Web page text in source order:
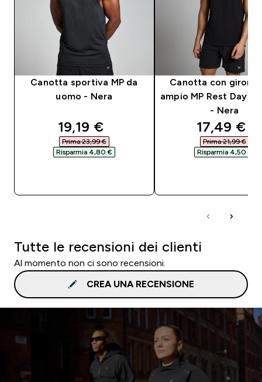
Canotta sportiva MP da
uomo - Nera
discounted price
19,19 €‎
Prima 23,99 €‎
Risparmia 4,80 €‎
Canotta con
ampio MP Rest Day
- Nera
17,49 €‎
Prima 21,99 €‎
Risparmia 4,50 €‎
Tutte le recensioni dei clienti
Al momento non ci sono recensioni.
CREA UNA RECENSIONE